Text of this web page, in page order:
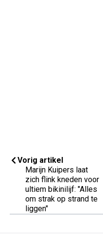
Vorig artikel
Marijn Kuipers laat
zich flink kneden voor
ultiem bikinilijf: "Alles
om strak op strand te
liggen"